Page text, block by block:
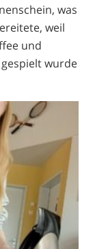
was
weil
und
wurde